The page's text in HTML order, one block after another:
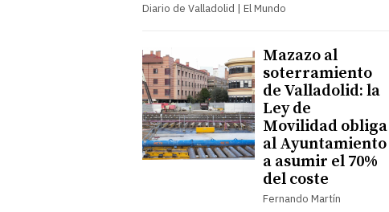
Diario de Valladolid | El Mundo
Mazazo al
soterramiento
de Valladolid: la
Ley de
Movilidad obliga
al Ayuntamiento
a asumir el 70%
del coste
Fernando Martín